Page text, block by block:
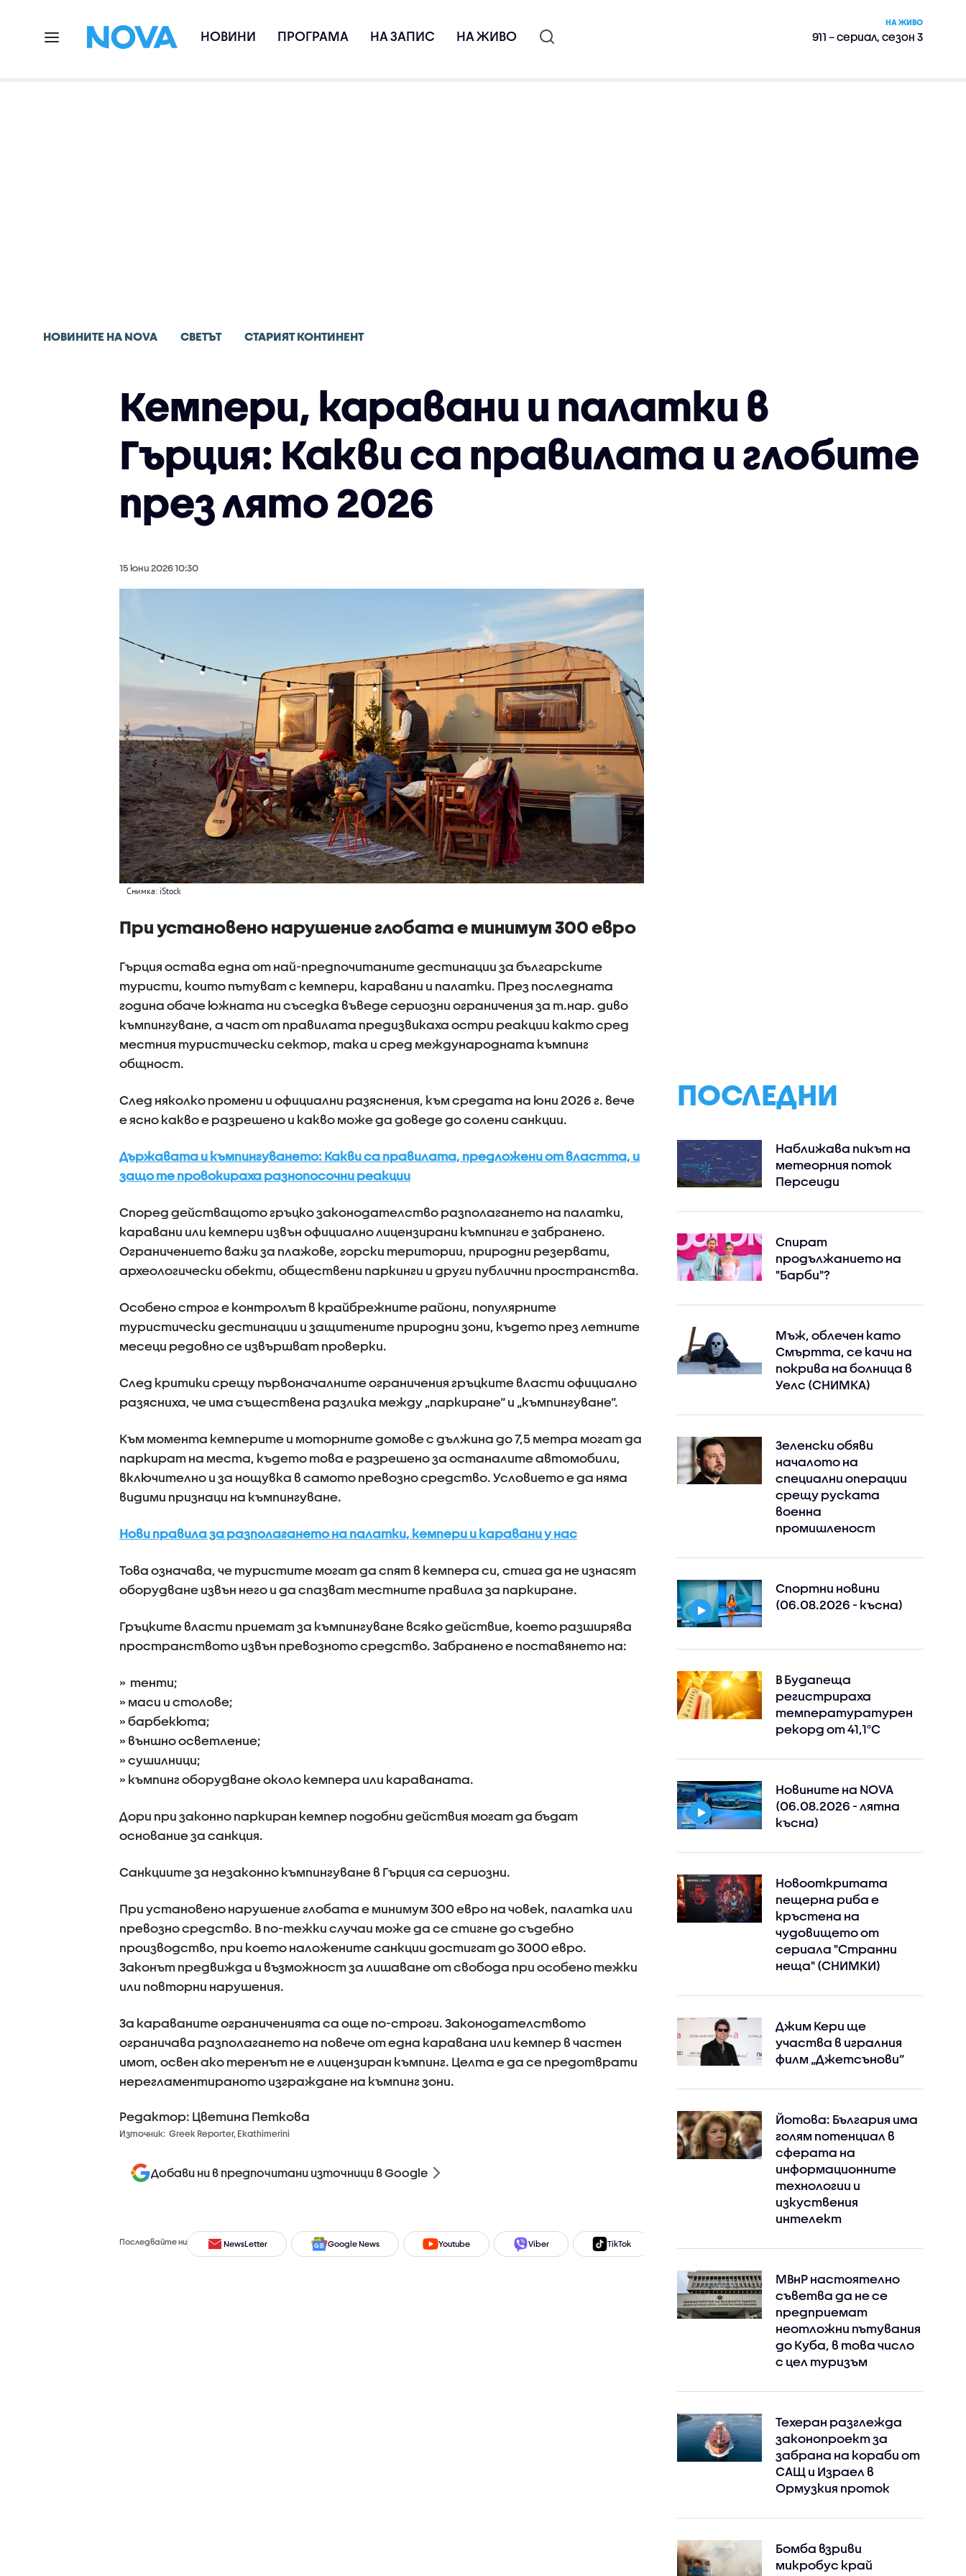
НОВИНИ ПРОГРАМА НА ЗАПИС НА ЖИВО
НА ЖИВО
911 – сериал, сезон 3
НОВИНИТЕ НА NOVA СВЕТЪТ СТАРИЯТ КОНТИНЕНТ
Кемпери, каравани и палатки в
Гърция: Какви са правилата и глобите
през лято 2026
15 юни 2026 10:30
Снимка: iStock
При установено нарушение глобата е минимум 300 евро
Гърция остава една от най-предпочитаните дестинации за българските
туристи, които пътуват с кемпери, каравани и палатки. През последната
година обаче южната ни съседка въведе сериозни ограничения за т.нар. диво
къмпингуване, а част от правилата предизвикаха остри реакции както сред
местния туристически сектор, така и сред международната къмпинг
общност.
След няколко промени и официални разяснения, към средата на юни 2026 г. вече
е ясно какво е разрешено и какво може да доведе до солени санкции.
Държавата и къмпингуването: Какви са правилата, предложени от властта, и
защо те провокираха разнопосочни реакции
Според действащото гръцко законодателство разполагането на палатки,
каравани или кемпери извън официално лицензирани къмпинги е забранено.
Ограничението важи за плажове, горски територии, природни резервати,
археологически обекти, обществени паркинги и други публични пространства.
Особено строг е контролът в крайбрежните райони, популярните
туристически дестинации и защитените природни зони, където през летните
месеци редовно се извършват проверки.
След критики срещу първоначалните ограничения гръцките власти официално
разясниха, че има съществена разлика между „паркиране“ и „къмпингуване“.
Към момента кемперите и моторните домове с дължина до 7,5 метра могат да
паркират на места, където това е разрешено за останалите автомобили,
включително и за нощувка в самото превозно средство. Условието е да няма
видими признаци на къмпингуване.
Нови правила за разполагането на палатки, кемпери и каравани у нас
Това означава, че туристите могат да спят в кемпера си, стига да не изнасят
оборудване извън него и да спазват местните правила за паркиране.
Гръцките власти приемат за къмпингуване всяко действие, което разширява
пространството извън превозното средство. Забранено е поставянето на:
» тенти;
» маси и столове;
» барбекюта;
» външно осветление;
» сушилници;
» къмпинг оборудване около кемпера или караваната.
Дори при законно паркиран кемпер подобни действия могат да бъдат
основание за санкция.
Санкциите за незаконно къмпингуване в Гърция са сериозни.
При установено нарушение глобата е минимум 300 евро на човек, палатка или
превозно средство. В по-тежки случаи може да се стигне до съдебно
производство, при което наложените санкции достигат до 3000 евро.
Законът предвижда и възможност за лишаване от свобода при особено тежки
или повторни нарушения.
За караваните ограниченията са още по-строги. Законодателството
ограничава разполагането на повече от една каравана или кемпер в частен
имот, освен ако теренът не е лицензиран къмпинг. Целта е да се предотврати
нерегламентираното изграждане на къмпинг зони.
Редактор: Цветина Петкова
Източник: Greek Reporter, Ekathimerini
Добави ни в предпочитани източници в Google
Последвайте ни NewsLetter Google News Youtube Viber TikTok
ПОСЛЕДНИ
Наближава пикът на
метеорния поток
Персеиди
Спират
продължанието на
"Барби"?
Мъж, облечен като
Смъртта, се качи на
покрива на болница в
Уелс (СНИМКА)
Зеленски обяви
началото на
специални операции
срещу руската
военна
промишленост
Спортни новини
(06.08.2026 - късна)
В Будапеща
регистрираха
температуратурен
рекорд от 41,1°C
Новините на NOVA
(06.08.2026 - лятна
късна)
Новооткритата
пещерна риба е
кръстена на
чудовището от
сериала "Странни
неща" (СНИМКИ)
Джим Кери ще
участва в игралния
филм „Джетсънови“
Йотова: България има
голям потенциал в
сферата на
информационните
технологии и
изкуствения
интелект
МВнР настоятелно
съветва да не се
предприемат
неотложни пътувания
до Куба, в това число
с цел туризъм
Техеран разглежда
законопроект за
забрана на кораби от
САЩ и Израел в
Ормузкия проток
Бомба взриви
микробус край